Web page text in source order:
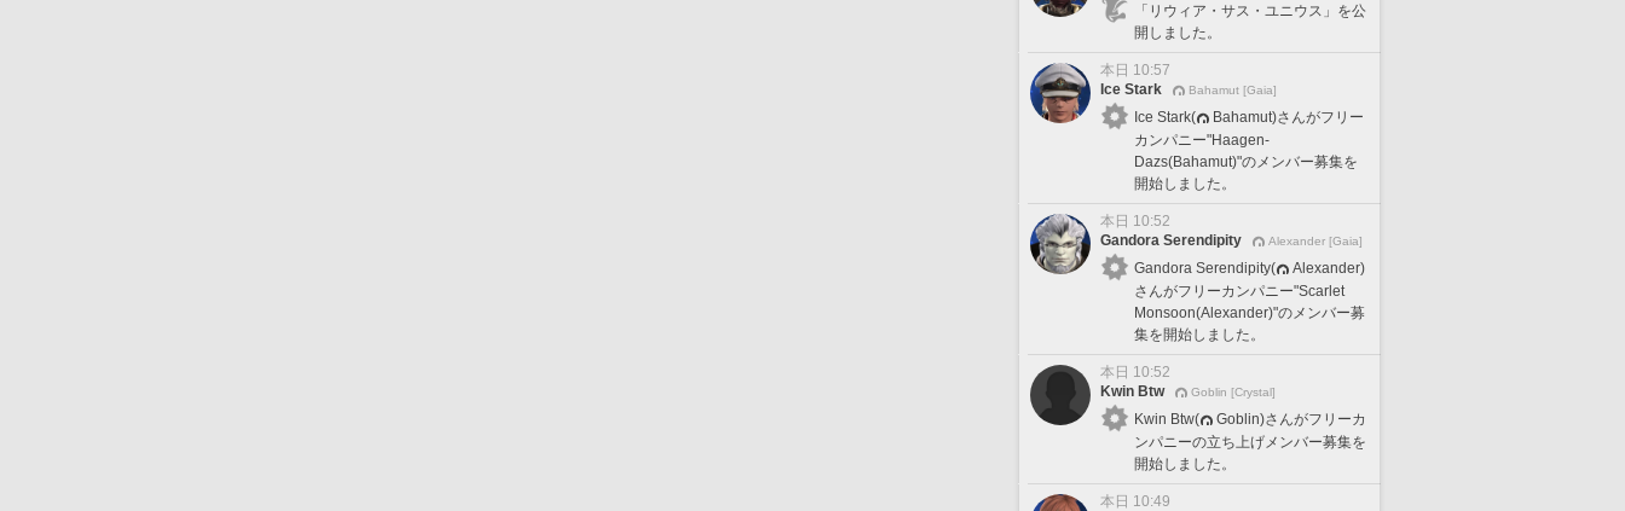
「リウィア・サス・ユニウス」を公
開しました。
本日 10:57
Ice Stark
Bahamut [Gaia]
Ice Stark(
Bahamut)さんがフリー
カンパニー"Haagen-
Dazs(Bahamut)"のメンバー募集を
開始しました。
本日 10:52
Gandora Serendipity
Alexander [Gaia]
Gandora Serendipity(
Alexander)
さんがフリーカンパニー"Scarlet
Monsoon(Alexander)"のメンバー募
集を開始しました。
本日 10:52
Kwin Btw
Goblin [Crystal]
Kwin Btw(
Goblin)さんがフリーカ
ンパニーの立ち上げメンバー募集を
開始しました。
本日 10:49